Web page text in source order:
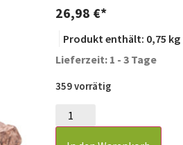
26,98 €
Produkt enthält: 0,75 kg
Lieferzeit: 1 - 3 Tage
359 vorrätig